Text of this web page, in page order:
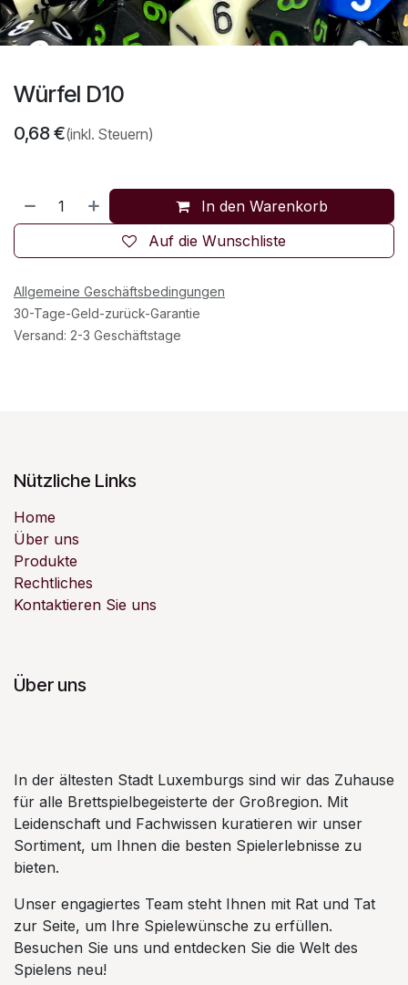
Würfel D10
0,68€(inkl. Steuern)
In den Warenkorb
Auf die Wunschliste
Allgemeine Geschäftsbedingungen
30-Tage-Geld-zurück-Garantie
Versand: 2-3 Geschäftstage
Nützliche Links
Home
Über uns
Produkte
Rechtliches
Kontaktieren Sie uns
Über uns
In der ältesten Stadt Luxemburgs sind wir das Zuhause
für alle Brettspielbegeisterte der Großregion. Mit
Leidenschaft und Fachwissen kuratieren wir unser
Sortiment, um Ihnen die besten Spielerlebnisse zu
bieten.
Unser engagiertes Team steht Ihnen mit Rat und Tat
zur Seite, um Ihre Spielewünsche zu erfüllen.
Besuchen Sie uns und entdecken Sie die Welt des
Spielens neu!